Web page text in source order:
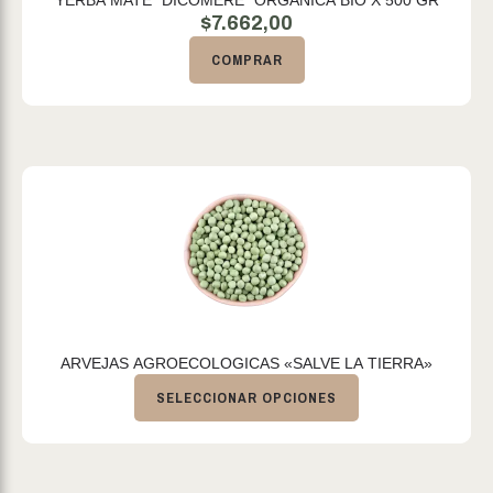
$7.662,00
COMPRAR
ARVEJAS AGROECOLOGICAS «SALVE LA TIERRA»
SELECCIONAR OPCIONES